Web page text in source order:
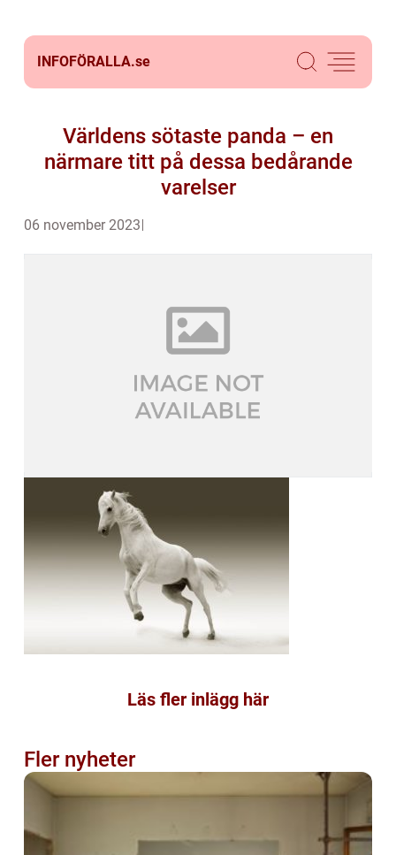
INFOFÖRALLA.se
Världens sötaste panda – en
närmare titt på dessa bedårande
varelser
06 november 2023
Läs fler inlägg här
Fler nyheter